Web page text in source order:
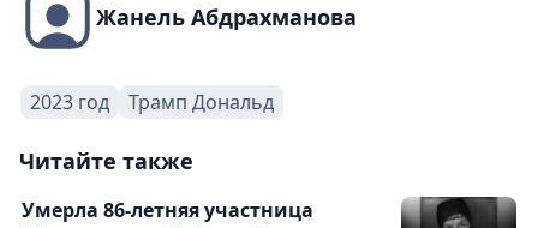
Жанель Абдрахманова
2023 год Трамп Дональд
Читайте также
Умерла 86-летняя участница